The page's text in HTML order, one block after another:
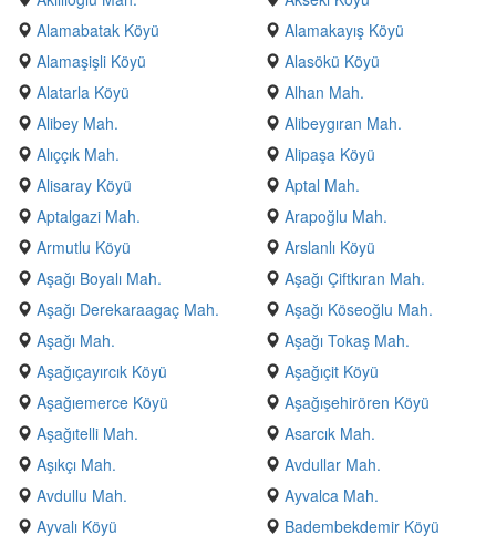
Alamabatak Köyü
Alamakayış Köyü
Alamaşişli Köyü
Alasökü Köyü
Alatarla Köyü
Alhan Mah.
Alibey Mah.
Alibeygıran Mah.
Alıççık Mah.
Alipaşa Köyü
Alisaray Köyü
Aptal Mah.
Aptalgazi Mah.
Arapoğlu Mah.
Armutlu Köyü
Arslanlı Köyü
Aşağı Boyalı Mah.
Aşağı Çiftkıran Mah.
Aşağı Derekaraagaç Mah.
Aşağı Köseoğlu Mah.
Aşağı Mah.
Aşağı Tokaş Mah.
Aşağıçayırcık Köyü
Aşağıçit Köyü
Aşağıemerce Köyü
Aşağışehirören Köyü
Aşağıtelli Mah.
Asarcık Mah.
Aşıkçı Mah.
Avdullar Mah.
Avdullu Mah.
Ayvalca Mah.
Ayvalı Köyü
Badembekdemir Köyü